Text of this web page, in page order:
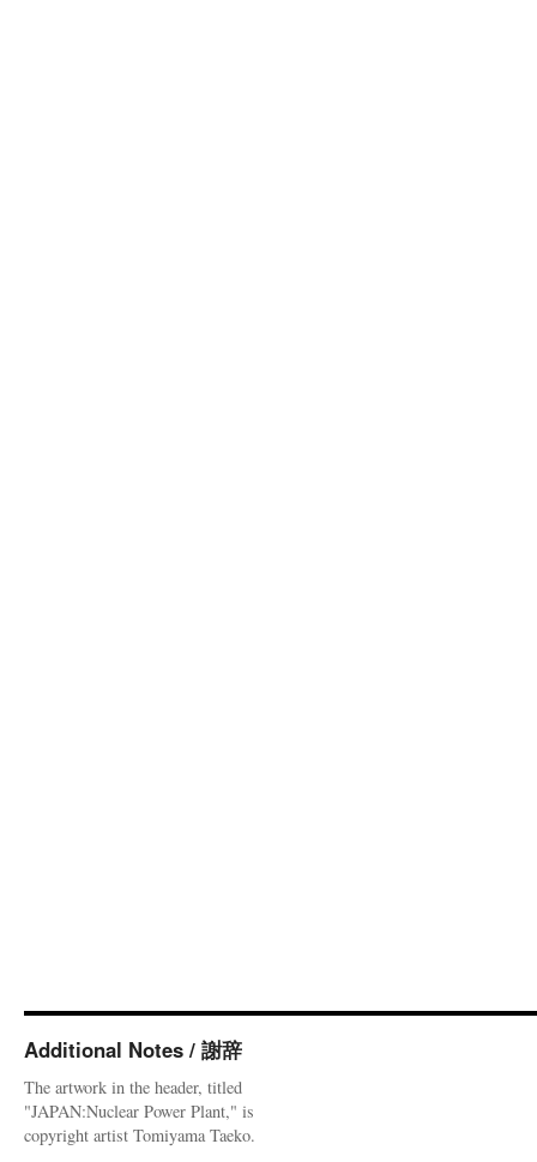
Additional Notes / 謝辞
The artwork in the header, titled
"JAPAN:Nuclear Power Plant," is
copyright artist Tomiyama Taeko.